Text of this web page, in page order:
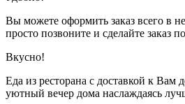
Вы можете оформить заказ всего в
просто позвоните и сделайте заказ
Вкусно!
Еда из ресторана с доставкой к Вам
уютный вечер дома наслаждаясь